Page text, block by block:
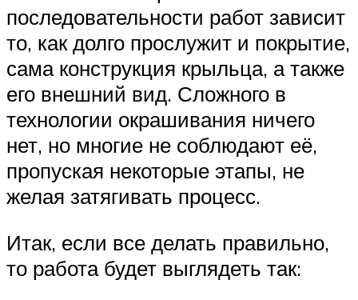
последовательности работ зависит
то, как долго прослужит и покрытие,
сама конструкция крыльца, а также
его внешний вид. Сложного в
технологии окрашивания ничего
нет, но многие не соблюдают её,
пропуская некоторые этапы, не
желая затягивать процесс.
Итак, если все делать правильно,
то работа будет выглядеть так: